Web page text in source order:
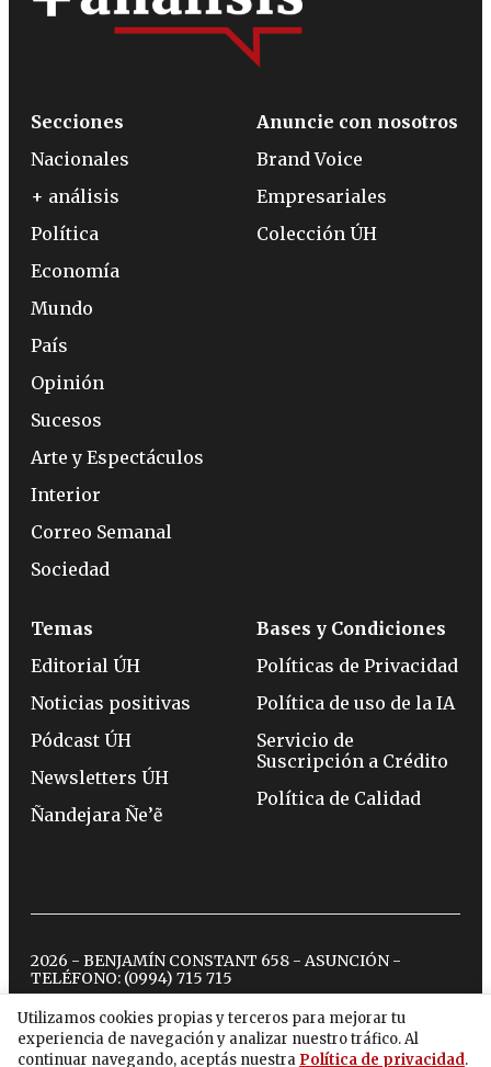
Utilizamos cookies propias y terceros para mejorar tu
experiencia de navegación y analizar nuestro tráfico. Al
continuar navegando, aceptás nuestra Política de privacidad.
Secciones
Nacionales
+ análisis
Política
Economía
Mundo
País
Opinión
Sucesos
Arte y Espectáculos
Interior
Correo Semanal
Sociedad
Anuncie con nosotros
Brand Voice
Empresariales
Colección ÚH
Temas
Editorial ÚH
Noticias positivas
Pódcast ÚH
Newsletters ÚH
Ñandejara Ñe’ẽ
Bases y Condiciones
Políticas de Privacidad
Política de uso de la IA
Servicio de
Suscripción a Crédito
Política de Calidad
2026 - BENJAMÍN CONSTANT 658 - ASUNCIÓN -
TELÉFONO: (0994) 715 715
twitterinstagram
facebook
tiktokyoutubespotify